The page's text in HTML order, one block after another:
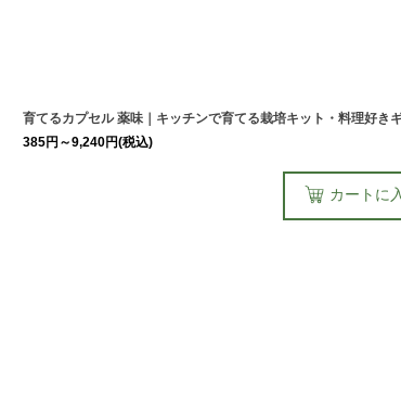
育てるカプセル 薬味｜キッチンで育てる栽培キット・料理好き
385円 ～9,240円(税込)
カートに